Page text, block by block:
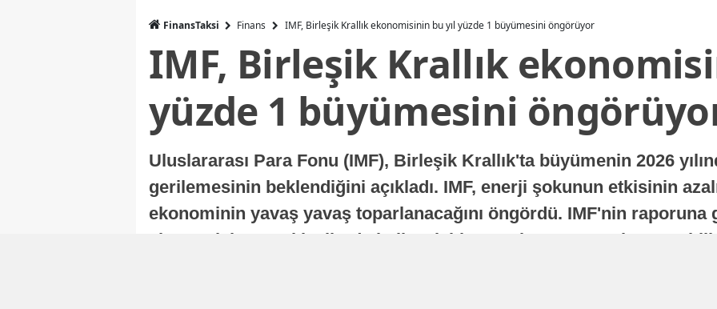
FinansTaksi Finans IMF, Birleşik Krallık ekonomisinin bu yıl yüzde 1 büyümesini öngörüyor
IMF, Birleşik Krallık
yüzde 1 büyümesini
Uluslararası Para Fonu (IMF), Birleşik Krallık'ta büyümenin 2026
gerilemesinin beklendiğini açıkladı. IMF, enerji şokunun etkisinin
ekonominin yavaş yavaş toparlanacağını öngördü. IMF'nin raporuna
ekonomisi, sonraki yıllarda istikrarlı bir toparlanma süreci